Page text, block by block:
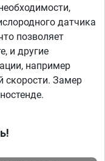
датчика
позволяет
и другие
например
скорости. Замер